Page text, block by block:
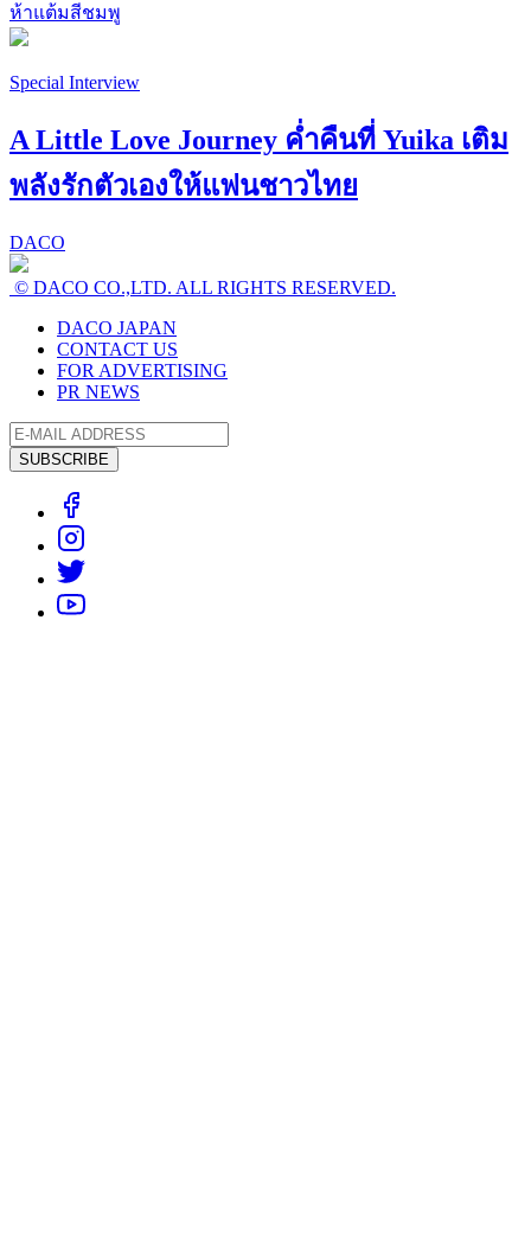
ห้าแต้มสีชมพู
Special Interview
A Little Love Journey ค่ำคืนที่ Yuika เติม
พลังรักตัวเองให้แฟนชาวไทย
DACO
© DACO CO.,LTD. ALL RIGHTS RESERVED.
DACO JAPAN
CONTACT US
FOR ADVERTISING
PR NEWS